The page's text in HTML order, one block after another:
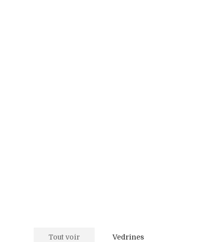
Tout voir Vedrines